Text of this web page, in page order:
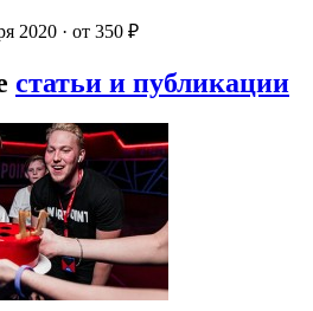
2020 · от 350 ₽
статьи и публикации